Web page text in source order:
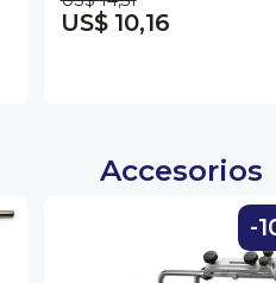
US$ 10,16
Accesorios
-